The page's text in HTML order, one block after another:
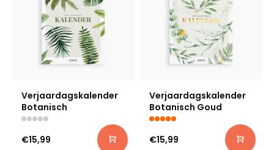
Verjaardagskalender
Botanisch
€15,99
Verjaardagskalender
Botanisch Goud
€15,99